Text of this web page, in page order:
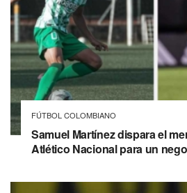
FÚTBOL COLOMBIANO
Samuel Martínez dispara el
Atlético Nacional para un